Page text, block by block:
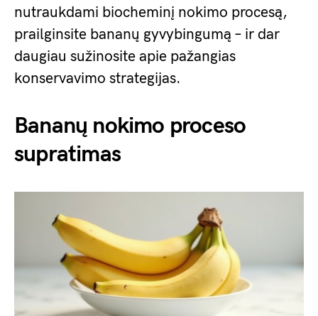
nutraukdami biocheminį nokimo procesą,
prailginsite bananų gyvybingumą – ir dar
daugiau sužinosite apie pažangias
konservavimo strategijas.
Bananų nokimo proceso
supratimas